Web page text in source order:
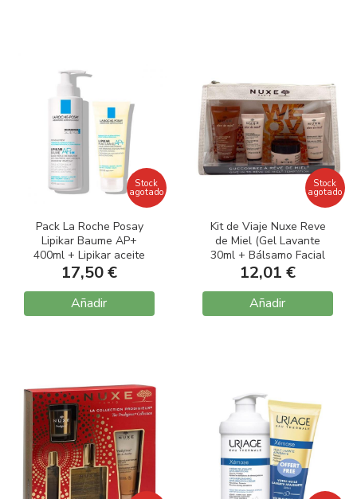
Stock
agotado
Pack La Roche Posay
Lipikar Baume AP+
400ml + Lipikar aceite
limpiador AP+ 100ml
17,50 €
Añadir
Stock
agotado
Kit de Viaje Nuxe Reve
de Miel (Gel Lavante
30ml + Bálsamo Facial
15ml + Bálsamo Aceite
Corporal 30ml + Crema
Manos 15ml)
12,01 €
Añadir